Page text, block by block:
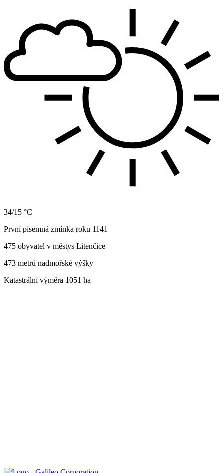
34/15 °C
První písemná zmínka roku 1141
475 obyvatel v městys Litenčice
473 metrů nadmořské výšky
Katastrální výměra 1051 ha